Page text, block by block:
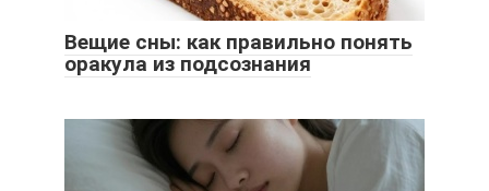
Вещие сны: как правильно понять
оракула из подсознания